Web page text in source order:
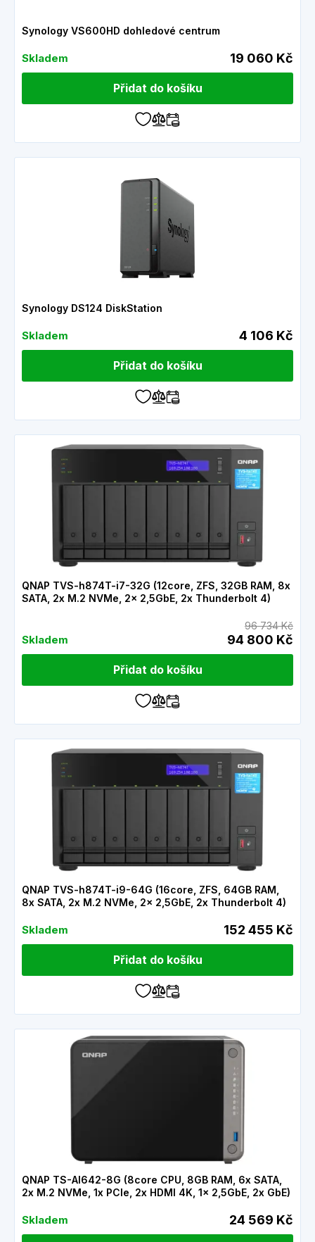
Synology VS600HD dohledové centrum
Skladem 19 060 Kč
Přidat do košíku
Synology DS124 DiskStation
Skladem 4 106 Kč
Přidat do košíku
QNAP TVS-h874T-i7-32G (12core, ZFS, 32GB RAM, 8x
SATA, 2x M.2 NVMe, 2x 2,5GbE, 2x Thunderbolt 4)
Skladem
96 734 Kč
94 800 Kč
Přidat do košíku
QNAP TVS-h874T-i9-64G (16core, ZFS, 64GB RAM,
8x SATA, 2x M.2 NVMe, 2x 2,5GbE, 2x Thunderbolt 4)
Skladem 152 455 Kč
Přidat do košíku
QNAP TS-AI642-8G (8core CPU, 8GB RAM, 6x SATA,
2x M.2 NVMe, 1x PCIe, 2x HDMI 4K, 1x 2,5GbE, 2x GbE)
Skladem 24 569 Kč